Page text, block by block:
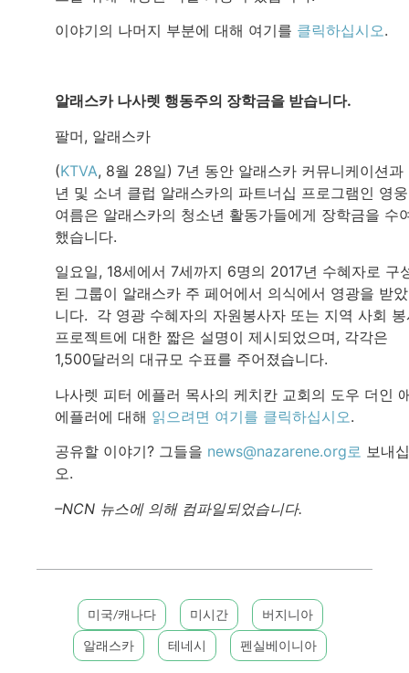
이야기의 나머지 부분에 대해 여기를 클릭하십시오.
알래스카 나사렛 행동주의 장학금을 받습니다.
팔머, 알래스카
(KTVA, 8월 28일) 7년 동안 알래스카 커뮤니케이션과
년 및 소녀 클럽 알래스카의 파트너십 프로그램인 영
여름은 알래스카의 청소년 활동가들에게 장학금을 수
했습니다.
일요일, 18세에서 7세까지 6명의 2017년 수혜자로 구
된 그룹이 알래스카 주 페어에서 의식에서 영광을 받
니다. 각 영광 수혜자의 자원봉사자 또는 지역 사회
프로젝트에 대한 짧은 설명이 제시되었으며, 각각은
1,500달러의 대규모 수표를 주어졌습니다.
나사렛 피터 에플러 목사의 케치칸 교회의 도우 더인
에플러에 대해 읽으려면 여기를 클릭하십시오.
공유할 이야기? 그들을 news@nazarene.org로 보내
오.
–NCN 뉴스에 의해 컴파일되었습니다.
미국/캐나다 미시간
버지니아
알래스카
테네시 펜실베이니아